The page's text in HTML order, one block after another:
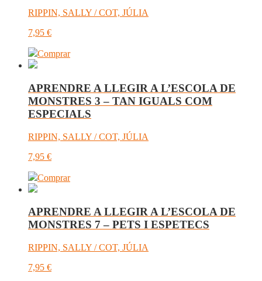
RIPPIN, SALLY / COT, JÚLIA
7,95 €
Comprar
APRENDRE A LLEGIR A L’ESCOLA DE
MONSTRES 3 – TAN IGUALS COM
ESPECIALS
RIPPIN, SALLY / COT, JÚLIA
7,95 €
Comprar
APRENDRE A LLEGIR A L’ESCOLA DE
MONSTRES 7 – PETS I ESPETECS
RIPPIN, SALLY / COT, JÚLIA
7,95 €